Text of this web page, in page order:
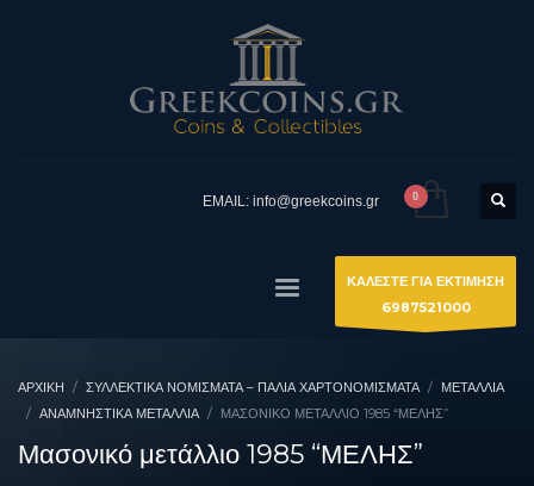
EMAIL: info@greekcoins.gr
ΚΑΛΕΣΤΕ ΓΙΑ ΕΚΤΙΜΗΣΗ
6987521000
ΑΡΧΙΚΉ ΣΥΛΛΕΚΤΙΚΆ ΝΟΜΊΣΜΑΤΑ – ΠΑΛΙΆ ΧΑΡΤΟΝΟΜΊΣΜΑΤΑ
ΜΕΤΑΛΛΙΑ
ΑΝΑΜΝΗΣΤΙΚΆ ΜΕΤΆΛΛΙΑ
ΜΑΣΟΝΙΚΌ ΜΕΤΆΛΛΙΟ 1985 “ΜΕΛΗΣ”
Μασονικό μετάλλιο 1985 “ΜΕΛΗΣ”